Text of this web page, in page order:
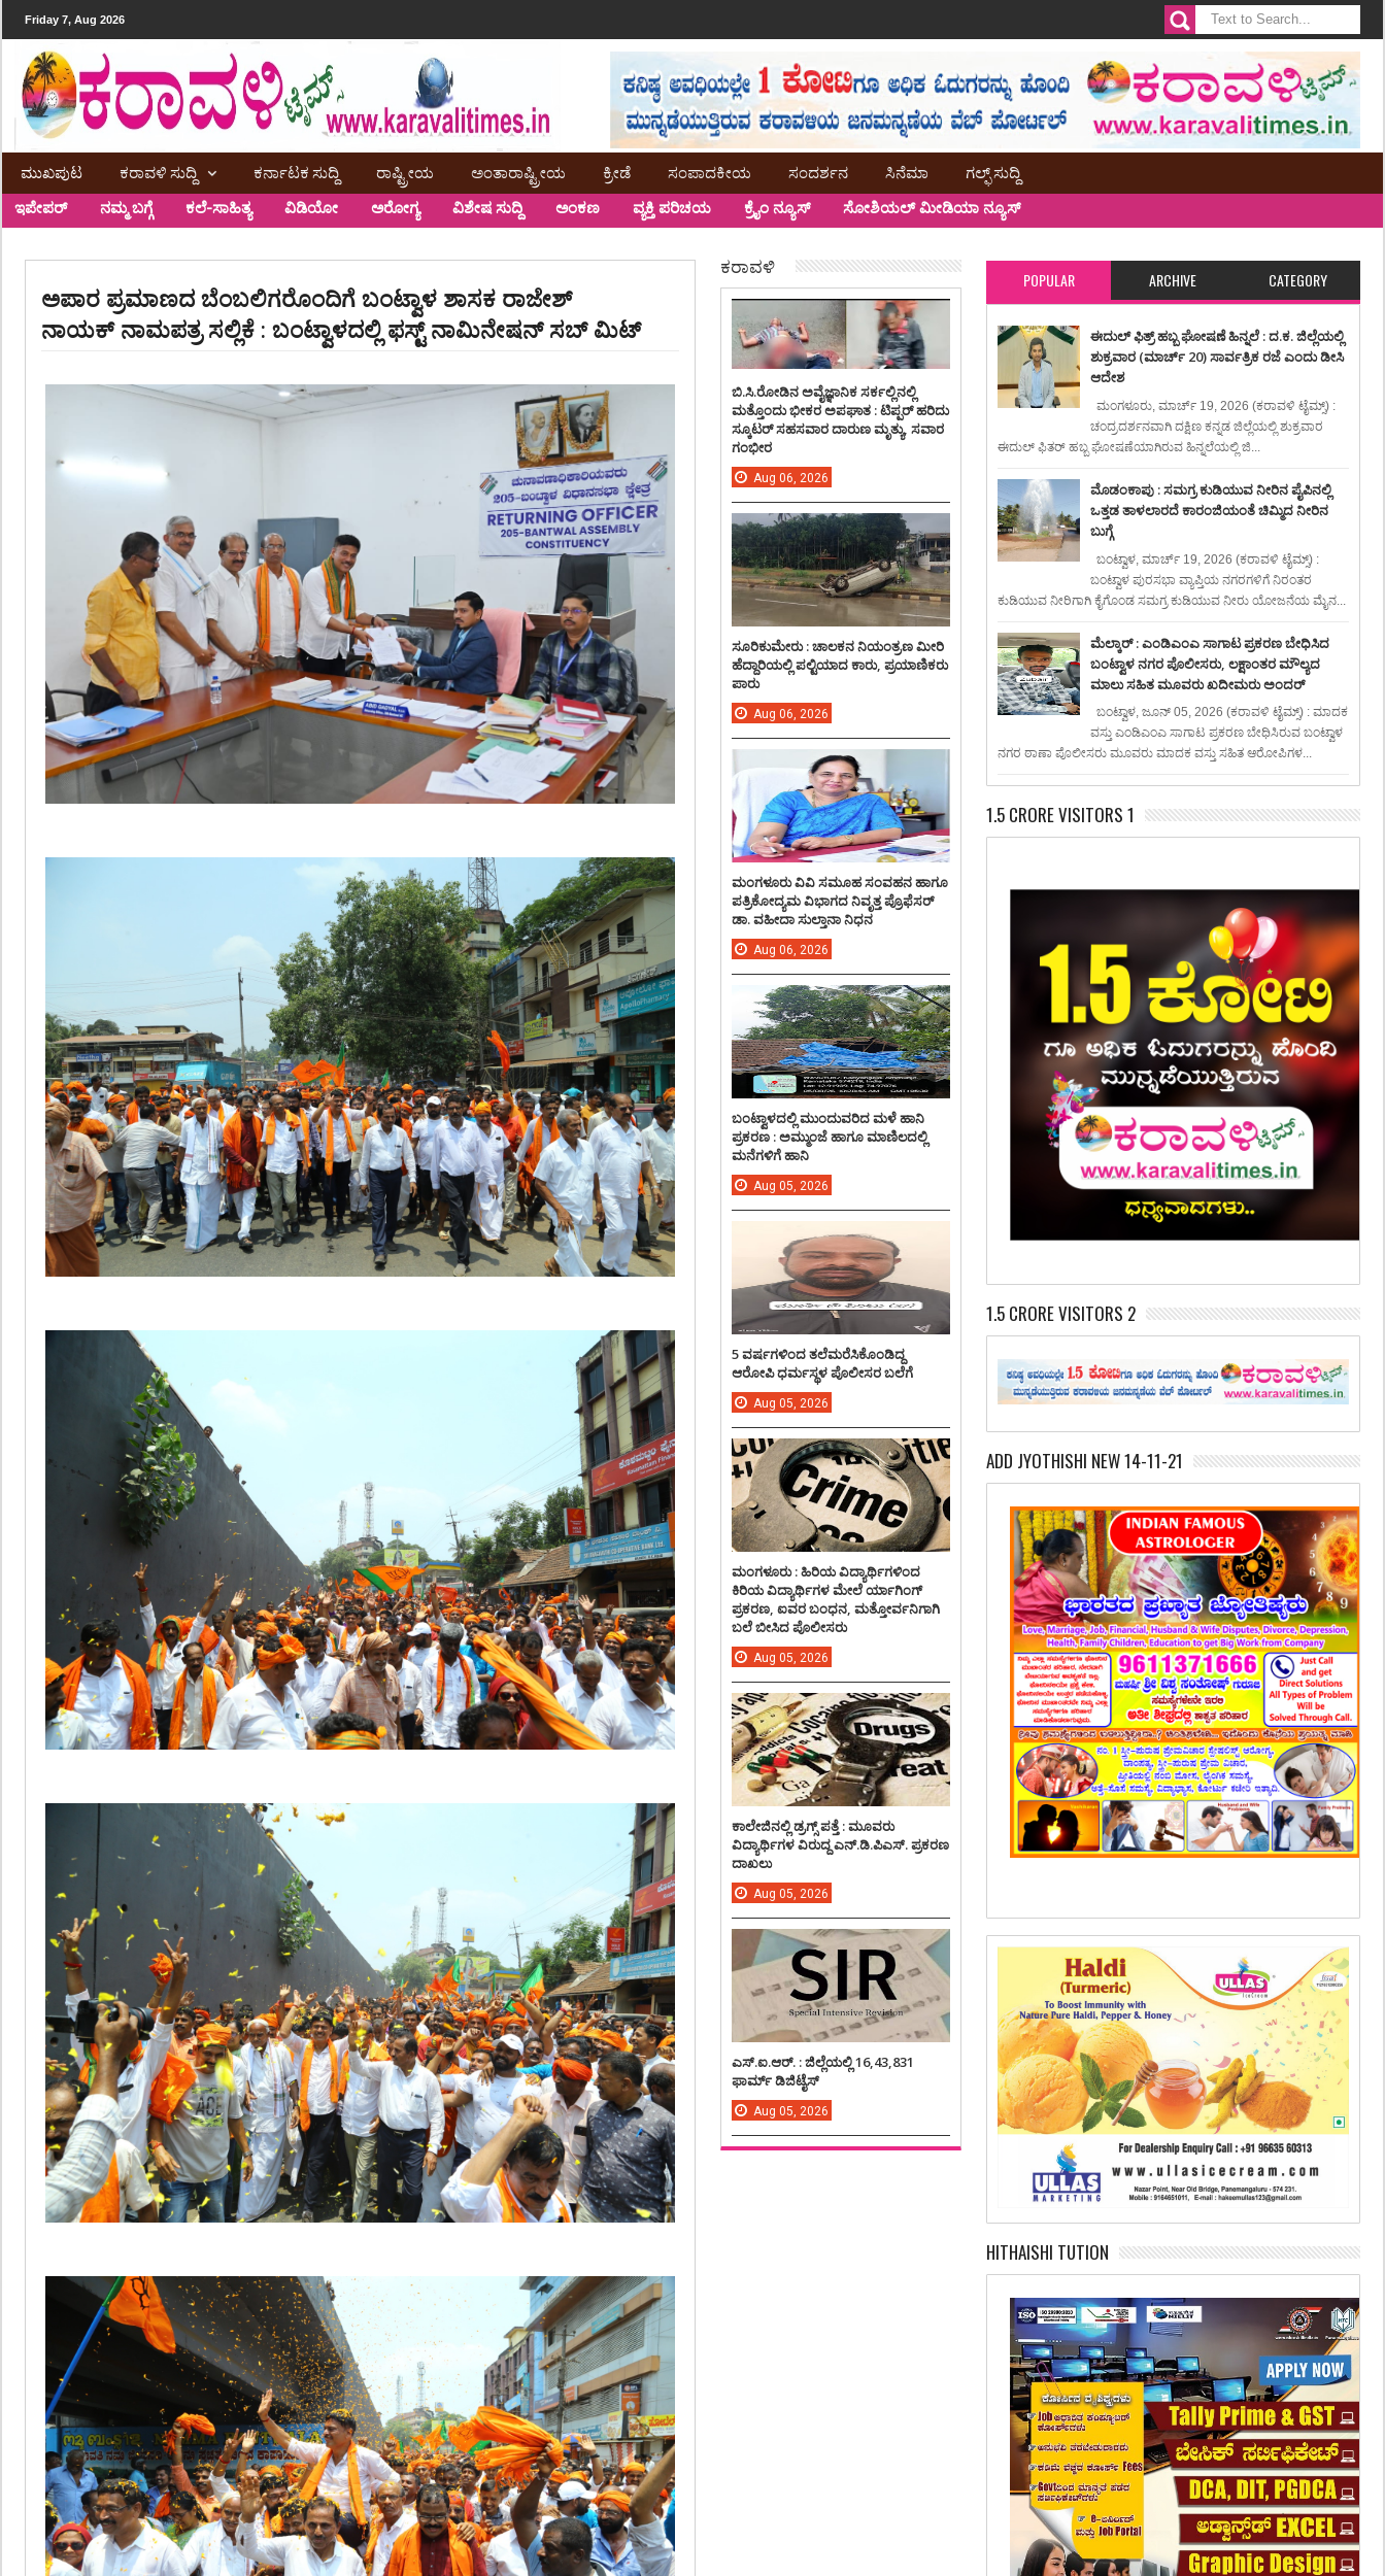
Friday 7, Aug 2026
ಮುಖಪುಟ ಕರಾವಳಿ ಸುದ್ದಿ ಕರ್ನಾಟಕ ಸುದ್ದಿ ರಾಷ್ಟ್ರೀಯ ಅಂತಾರಾಷ್ಟ್ರೀಯ ಕ್ರೀಡೆ ಸಂಪಾದಕೀಯ ಸಂದರ್ಶನ ಸಿನೆಮಾ ಗಲ್ಫ್ ಸುದ್ದಿ
ಇಪೇಪರ್ ನಮ್ಮ ಬಗ್ಗೆ ಕಲೆ-ಸಾಹಿತ್ಯ ವಿಡಿಯೋ ಅರೋಗ್ಯ ವಿಶೇಷ ಸುದ್ದಿ ಅಂಕಣ ವ್ಯಕ್ತಿ ಪರಿಚಯ ಕ್ರೈಂ ನ್ಯೂಸ್ ಸೋಶಿಯಲ್ ಮೀಡಿಯಾ ನ್ಯೂಸ್
ಅಪಾರ ಪ್ರಮಾಣದ ಬೆಂಬಲಿಗರೊಂದಿಗೆ ಬಂಟ್ವಾಳ ಶಾಸಕ ರಾಜೇಶ್
ನಾಯಕ್ ನಾಮಪತ್ರ ಸಲ್ಲಿಕೆ : ಬಂಟ್ವಾಳದಲ್ಲಿ ಫಸ್ಟ್ ನಾಮಿನೇಷನ್ ಸಬ್ ಮಿಟ್
POPULAR ARCHIVE CATEGORY
ಈದುಲ್ ಫಿತ್ರ್ ಹಬ್ಬ ಘೋಷಣೆ ಹಿನ್ನಲೆ : ದ.ಕ. ಜಿಲ್ಲೆಯಲ್ಲಿ
ಶುಕ್ರವಾರ (ಮಾರ್ಚ್ 20) ಸಾರ್ವತ್ರಿಕ ರಜೆ ಎಂದು ಡೀಸಿ
ಆದೇಶ
ಮಂಗಳೂರು, ಮಾರ್ಚ್ 19, 2026 (ಕರಾವಳಿ ಟೈಮ್ಸ್) :
ಚಂದ್ರದರ್ಶನವಾಗಿ ದಕ್ಷಿಣ ಕನ್ನಡ ಜಿಲ್ಲೆಯಲ್ಲಿ ಶುಕ್ರವಾರ
ಈದುಲ್ ಫಿತರ್ ಹಬ್ಬ ಘೋಷಣೆಯಾಗಿರುವ ಹಿನ್ನಲೆಯಲ್ಲಿ ಜಿ...
ಮೊಡಂಕಾಪು : ಸಮಗ್ರ ಕುಡಿಯುವ ನೀರಿನ ಪೈಪಿನಲ್ಲಿ
ಒತ್ತಡ ತಾಳಲಾರದೆ ಕಾರಂಜಿಯಂತೆ ಚಿಮ್ಮಿದ ನೀರಿನ
ಬುಗ್ಗೆ
ಬಂಟ್ವಾಳ, ಮಾರ್ಚ್ 19, 2026 (ಕರಾವಳಿ ಟೈಮ್ಸ್) :
ಬಂಟ್ವಾಳ ಪುರಸಭಾ ವ್ಯಾಪ್ತಿಯ ನಗರಗಳಿಗೆ ನಿರಂತರ
ಕುಡಿಯುವ ನೀರಿಗಾಗಿ ಕೈಗೊಂಡ ಸಮಗ್ರ ಕುಡಿಯುವ ನೀರು ಯೋಜನೆಯ ಮೈನ...
ಮೆಲ್ಕಾರ್ : ಎಂಡಿಎಂಎ ಸಾಗಾಟ ಪ್ರಕರಣ ಬೇಧಿಸಿದ
ಬಂಟ್ವಾಳ ನಗರ ಪೊಲೀಸರು, ಲಕ್ಷಾಂತರ ಮೌಲ್ಯದ
ಮಾಲು ಸಹಿತ ಮೂವರು ಖದೀಮರು ಅಂದರ್
ಬಂಟ್ವಾಳ, ಜೂನ್ 05, 2026 (ಕರಾವಳಿ ಟೈಮ್ಸ್) : ಮಾದಕ
ವಸ್ತು ಎಂಡಿಎಂಎ ಸಾಗಾಟ ಪ್ರಕರಣ ಬೇಧಿಸಿರುವ ಬಂಟ್ವಾಳ
ನಗರ ಠಾಣಾ ಪೊಲೀಸರು ಮೂವರು ಮಾದಕ ವಸ್ತು ಸಹಿತ ಆರೋಪಿಗಳ...
1.5 CRORE VISITORS 1
1.5 CRORE VISITORS 2
ADD JYOTHISHI NEW 14-11-21
HITHAISHI TUTION
ಕರಾವಳಿ
ಬಿ.ಸಿ.ರೋಡಿನ ಅವೈಜ್ಞಾನಿಕ ಸರ್ಕಲ್ಲಿನಲ್ಲಿ
ಮತ್ತೊಂದು ಭೀಕರ ಅಪಘಾತ : ಟಿಪ್ಪರ್ ಹರಿದು
ಸ್ಕೂಟರ್ ಸಹಸವಾರ ದಾರುಣ ಮೃತ್ಯು, ಸವಾರ
ಗಂಭೀರ
Aug 06, 2026
ಸೂರಿಕುಮೇರು : ಚಾಲಕನ ನಿಯಂತ್ರಣ ಮೀರಿ
ಹೆದ್ದಾರಿಯಲ್ಲಿ ಪಲ್ಟಿಯಾದ ಕಾರು, ಪ್ರಯಾಣಿಕರು
ಪಾರು
Aug 06, 2026
ಮಂಗಳೂರು ವಿವಿ ಸಮೂಹ ಸಂವಹನ ಹಾಗೂ
ಪತ್ರಿಕೋದ್ಯಮ ವಿಭಾಗದ ನಿವೃತ್ತ ಪ್ರೊಫೆಸರ್
ಡಾ. ವಹೀದಾ ಸುಲ್ತಾನಾ ನಿಧನ
Aug 06, 2026
ಬಂಟ್ವಾಳದಲ್ಲಿ ಮುಂದುವರಿದ ಮಳೆ ಹಾನಿ
ಪ್ರಕರಣ : ಅಮ್ಮುಂಜೆ ಹಾಗೂ ಮಾಣಿಲದಲ್ಲಿ
ಮನೆಗಳಿಗೆ ಹಾನಿ
Aug 05, 2026
5 ವರ್ಷಗಳಿಂದ ತಲೆಮರೆಸಿಕೊಂಡಿದ್ದ
ಆರೋಪಿ ಧರ್ಮಸ್ಥಳ ಪೊಲೀಸರ ಬಲೆಗೆ
Aug 05, 2026
ಮಂಗಳೂರು : ಹಿರಿಯ ವಿದ್ಯಾರ್ಥಿಗಳಿಂದ
ಕಿರಿಯ ವಿದ್ಯಾರ್ಥಿಗಳ ಮೇಲೆ ರ್ಯಾಗಿಂಗ್
ಪ್ರಕರಣ, ಐವರ ಬಂಧನ, ಮತ್ತೋರ್ವನಿಗಾಗಿ
ಬಲೆ ಬೀಸಿದ ಪೊಲೀಸರು
Aug 05, 2026
ಕಾಲೇಜಿನಲ್ಲಿ ಡ್ರಗ್ಸ್ ಪತ್ತೆ : ಮೂವರು
ವಿದ್ಯಾರ್ಥಿಗಳ ವಿರುದ್ದ ಎನ್.ಡಿ.ಪಿಎಸ್. ಪ್ರಕರಣ
ದಾಖಲು
Aug 05, 2026
ಎಸ್.ಐ.ಆರ್. : ಜಿಲ್ಲೆಯಲ್ಲಿ 16,43,831
ಫಾರ್ಮ್ ಡಿಜಿಟೈಸ್
Aug 05, 2026